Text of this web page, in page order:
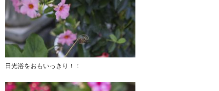
日光浴をおもいっきり！！